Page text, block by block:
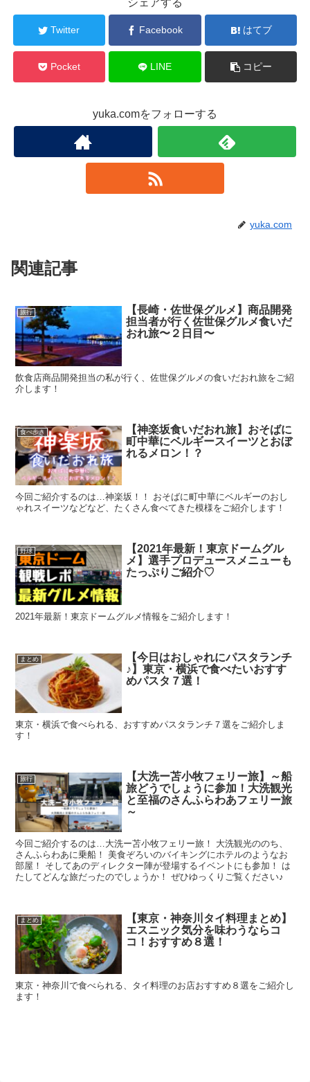
シェアする
Twitter Facebook はてブ
Pocket LINE コピー
yuka.comをフォローする
yuka.com
関連記事
旅行
【長崎・佐世保グルメ】商品開発
担当者が行く佐世保グルメ食いだ
おれ旅〜２日目〜
飲食店商品開発担当の私が行く、佐世保グルメの食いだおれ旅をご紹
介します！
食べ歩き
【神楽坂食いだおれ旅】おそばに
町中華にベルギースイーツとおぼ
れるメロン！？
今回ご紹介するのは…神楽坂！！ おそばに町中華にベルギーのおし
ゃれスイーツなどなど、たくさん食べてきた模様をご紹介します！
野球
【2021年最新！東京ドームグル
メ】選手プロデュースメニューも
たっぷりご紹介♡
2021年最新！東京ドームグルメ情報をご紹介します！
まとめ
【今日はおしゃれにパスタランチ
♪】東京・横浜で食べたいおすす
めパスタ７選！
東京・横浜で食べられる、おすすめパスタランチ７選をご紹介しま
す！
旅行
【大洗ー苫小牧フェリー旅】～船
旅どうでしょうに参加！大洗観光
と至福のさんふらわあフェリー旅
～
今回ご紹介するのは…大洗ー苫小牧フェリー旅！ 大洗観光ののち、
さんふらわあに乗船！ 美食ぞろいのバイキングにホテルのようなお
部屋！ そしてあのディレクター陣が登場するイベントにも参加！ は
たしてどんな旅だったのでしょうか！ ぜひゆっくりご覧ください♪
まとめ
【東京・神奈川タイ料理まとめ】
エスニック気分を味わうならコ
コ！おすすめ８選！
東京・神奈川で食べられる、タイ料理のお店おすすめ８選をご紹介し
ます！